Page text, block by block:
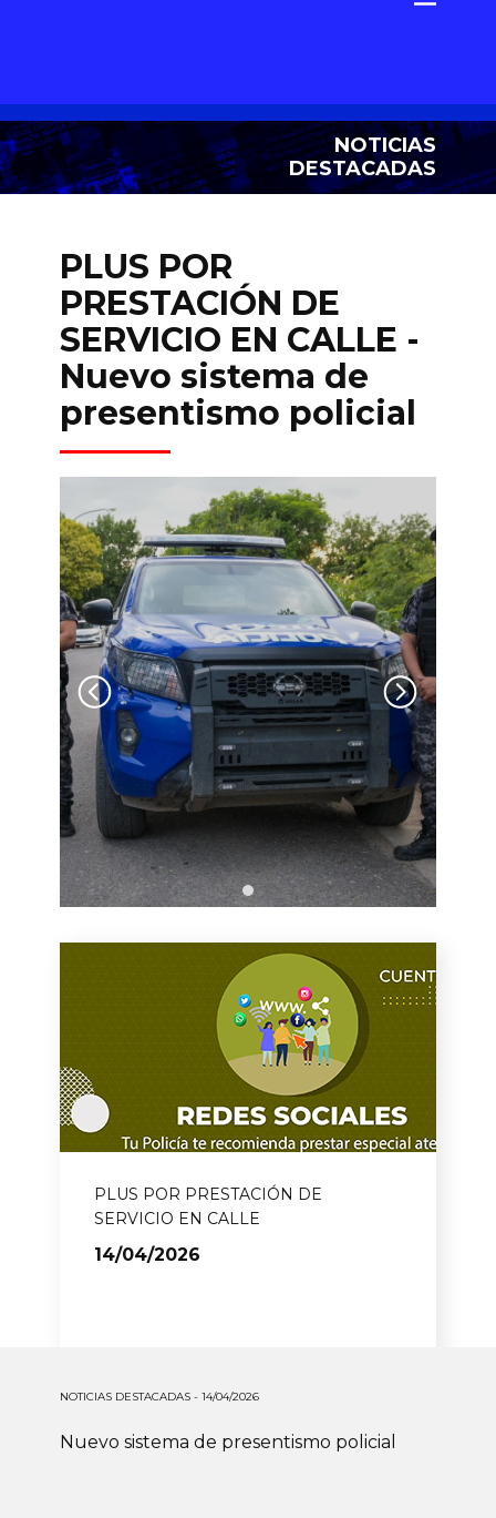
NOTICIAS
DESTACADAS
PLUS POR
PRESTACIÓN DE
SERVICIO EN CALLE -
Nuevo sistema de
presentismo policial
PLUS POR PRESTACIÓN DE
SERVICIO EN CALLE
14/04/2026
NOTICIAS DESTACADAS - 14/04/2026
Nuevo sistema de presentismo policial